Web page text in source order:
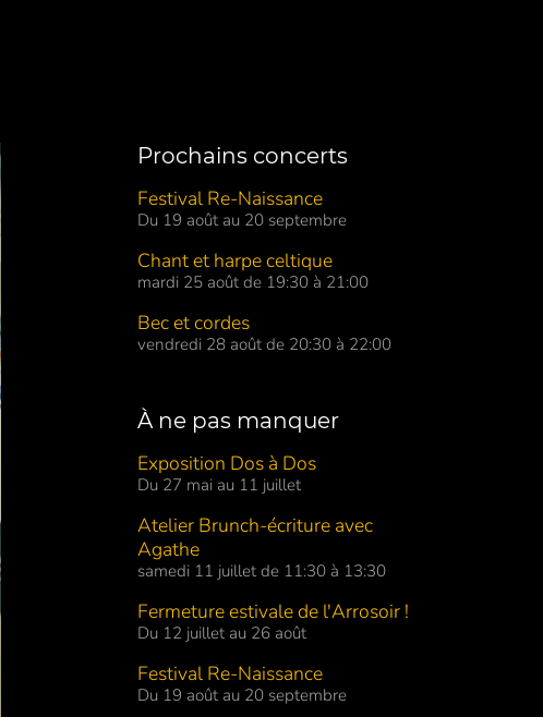
Prochains concerts
Festival Re-Naissance
Du 19 août au 20 septembre
Chant et harpe celtique
mardi 25 août de 19:30 à 21:00
Bec et cordes
vendredi 28 août de 20:30 à 22:00
À ne pas manquer
Exposition Dos à Dos
Du 27 mai au 11 juillet
Atelier Brunch-écriture avec
Agathe
samedi 11 juillet de 11:30 à 13:30
Fermeture estivale de l'Arrosoir !
Du 12 juillet au 26 août
Festival Re-Naissance
Du 19 août au 20 septembre